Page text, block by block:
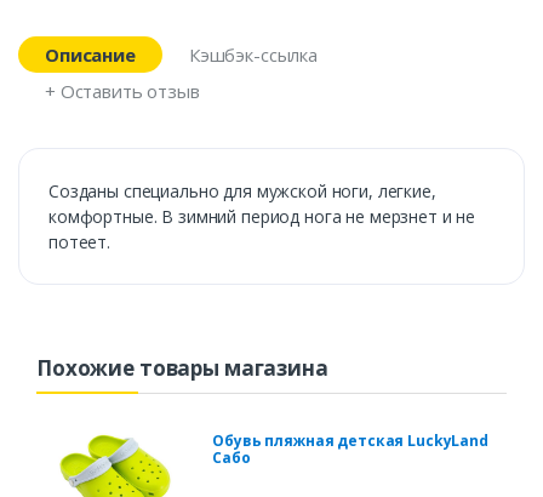
Описание
Кэшбэк-ссылка
+ Оставить отзыв
Созданы специально для мужской ноги, легкие,
комфортные. В зимний период нога не мерзнет и не
потеет.
Похожие товары магазина
Обувь пляжная детская LuckyLand
Сабо